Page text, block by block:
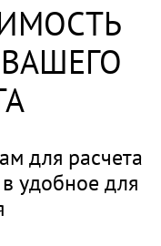
для расчета
удобное для